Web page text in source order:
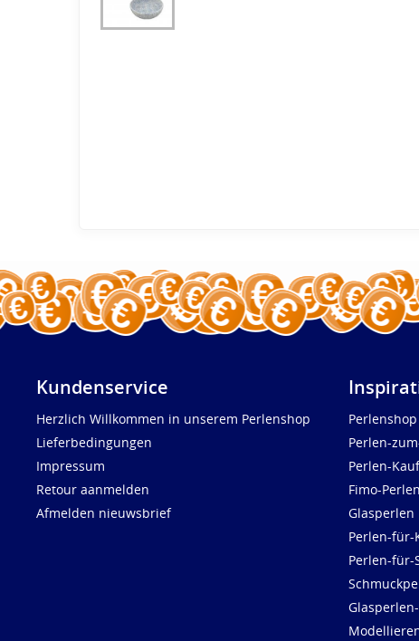
Kundenservice
Herzlich Willkommen in unserem Perlenshop
Lieferbedingungen
Impressum
Retour aanmelden
Afmelden nieuwsbrief
Perlenshop
Perlen-
Perlen-
Fimo-Perlen
Glasperlen
Perlen-für-
Perlen-für-